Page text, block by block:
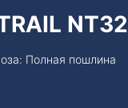
NT32
Полная пошлина